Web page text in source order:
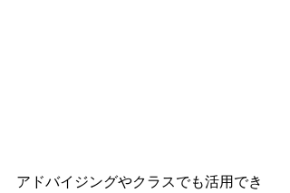
アドバイジングやクラスでも活用でき